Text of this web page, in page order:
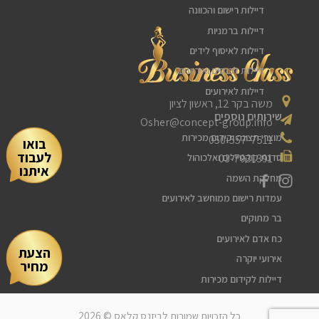
הצעת
מחיר
בואו
לעבוד
איתנו
משה בקר 12, ראשון לציון
Osher@concept-group.info
050-557-7511
03-7931391
דיילות רישום והכוונה
דיילות ברמניות
דיילות לאיסוף לידים
דיילות לכנסים ואירועים
דיילות לאירועים
שירותים נוספים
מוצרי תצוגה וקידום מכירות
סדנת קוקטיילים ואלכוהול
מחלקת השמה
עמדות רישום ממוחשב לאירועים
בר מתוקים
כח אדם לאירועים
אירועי יוקרה
דיילות לקידום מכירות
כל הזכויות שמורות לביזנס קלאס © 2026